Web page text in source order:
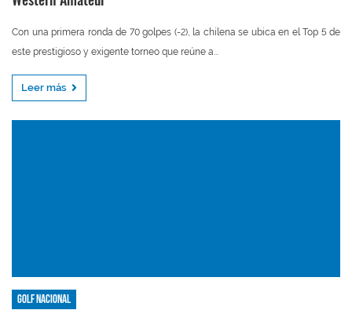
Con una primera ronda de 70 golpes (-2), la chilena se ubica en el Top 5 de
este prestigioso y exigente torneo que reúne a...
Leer más
Golf nacional